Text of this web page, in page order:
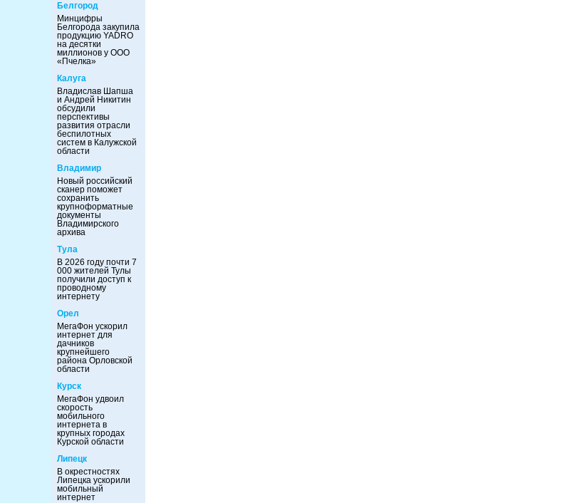
Белгород
Минцифры
Белгорода закупила
продукцию YADRO
на десятки
миллионов у ООО
«Пчелка»
Калуга
Владислав Шапша
и Андрей Никитин
обсудили
перспективы
развития отрасли
беспилотных
систем в Калужской
области
Владимир
Новый российский
сканер поможет
сохранить
крупноформатные
документы
Владимирского
архива
Тула
В 2026 году почти 7
000 жителей Тулы
получили доступ к
проводному
интернету
Орел
МегаФон ускорил
интернет для
дачников
крупнейшего
района Орловской
области
Курск
МегаФон удвоил
скорость
мобильного
интернета в
крупных городах
Курской области
Липецк
В окрестностях
Липецка ускорили
мобильный
интернет